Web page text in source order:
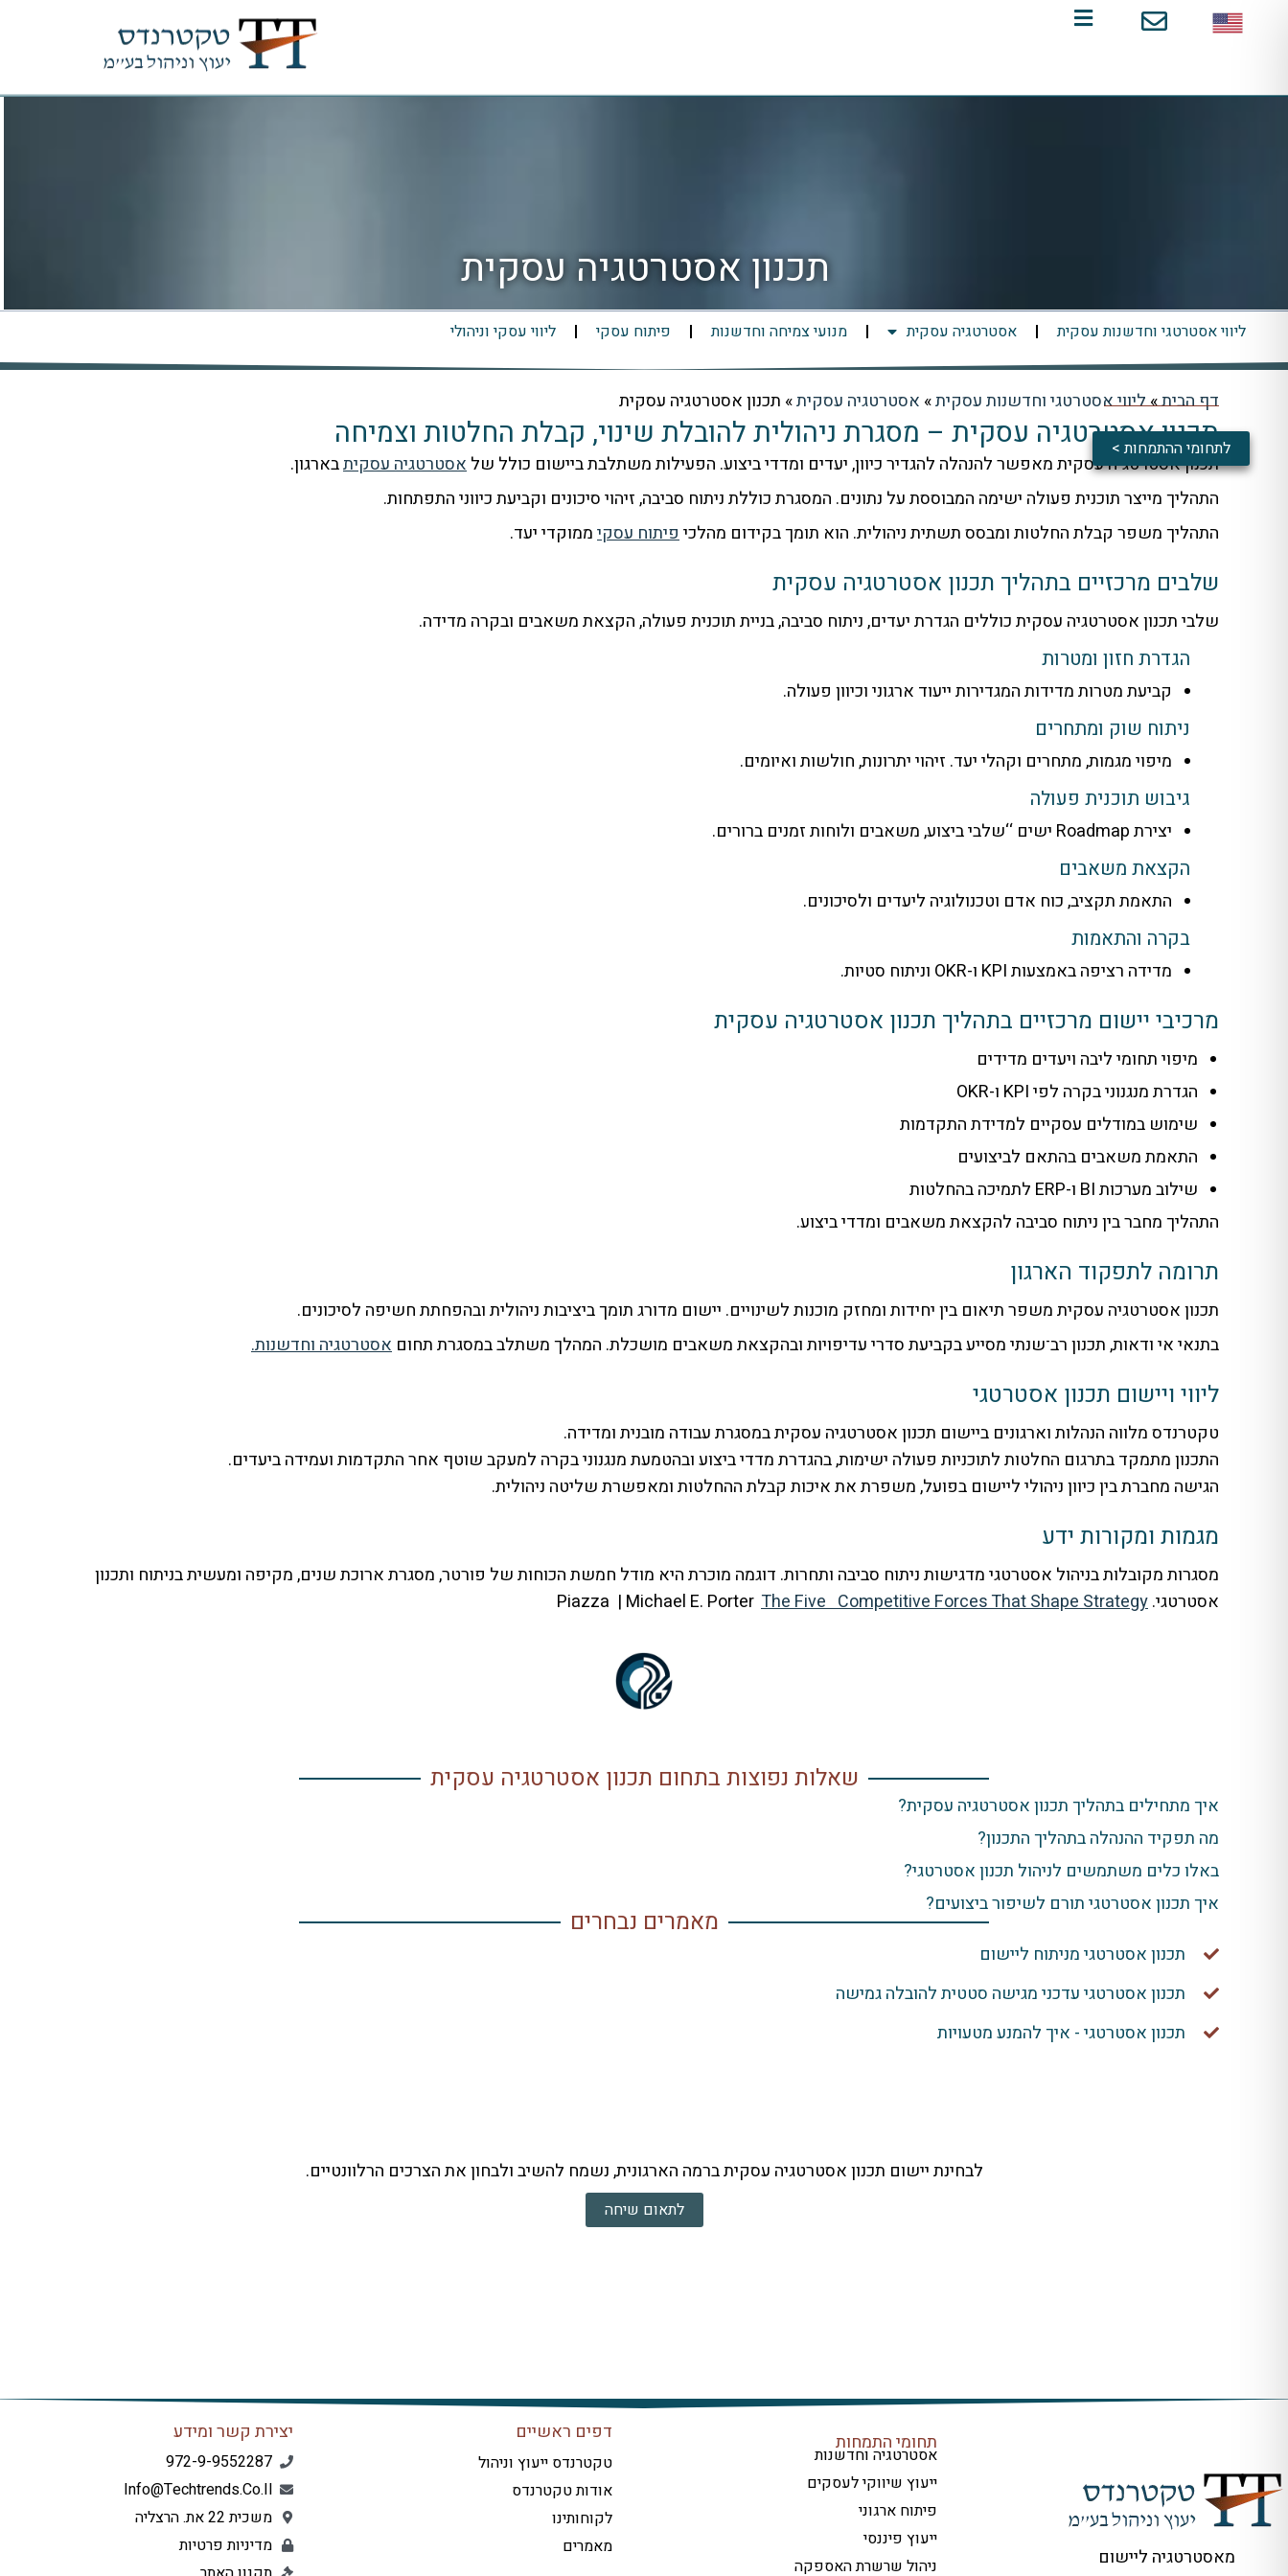
תכנון אסטרטגיה עסקית
ליווי אסטרטגי וחדשנות עסקית אסטרטגיה עסקית מנועי צמיחה וחדשנות פיתוח עסקי ליווי עסקי וניהולי
דף הבית»ליווי אסטרטגי וחדשנות עסקית» אסטרטגיה עסקית» תכנון אסטרטגיה עסקית
תכנון אסטרטגיה עסקית – מסגרת ניהולית להובלת שינוי, קבלת החלטות וצמיחה
תכנון אסטרטגיה עסקית מאפשר להנהלה להגדיר כיוון, יעדים ומדדי ביצוע. הפעילות משתלבת ביישום כולל שלאסטרטגיה עסקיתבארגון.
התהליך מייצר תוכנית פעולה ישימה המבוססת על נתונים. המסגרת כוללת ניתוח סביבה, זיהוי סיכונים וקביעת כיווני התפתחות.
התהליך משפר קבלת החלטות ומבסס תשתית ניהולית. הוא תומך בקידום מהלכיפיתוח עסקיממוקדי יעד.
שלבים מרכזיים בתהליך תכנון אסטרטגיה עסקית
שלבי תכנון אסטרטגיה עסקית כוללים הגדרת יעדים, ניתוח סביבה, בניית תוכנית פעולה, הקצאת משאבים ובקרה מדידה.
הגדרת חזון ומטרות
קביעת מטרות מדידות המגדירות ייעוד ארגוני וכיוון פעולה.
ניתוח שוק ומתחרים
מיפוי מגמות, מתחרים וקהלי יעד. זיהוי יתרונות, חולשות ואיומים.
גיבוש תוכנית פעולה
יצירת Roadmap ישים ‘‘שלבי ביצוע, משאבים ולוחות זמנים ברורים.
הקצאת משאבים
התאמת תקציב, כוח אדם וטכנולוגיה ליעדים ולסיכונים.
בקרה והתאמות
מדידה רציפה באמצעות KPI ו-OKR וניתוח סטיות.
מרכיבי יישום מרכזיים בתהליך תכנון אסטרטגיה עסקית
מיפוי תחומי ליבה ויעדים מדידים
הגדרת מנגנוני בקרה לפי KPI ו-OKR
שימוש במודלים עסקיים למדידת התקדמות
התאמת משאבים בהתאם לביצועים
שילוב מערכות BI ו-ERP לתמיכה בהחלטות
התהליך מחבר בין ניתוח סביבה להקצאת משאבים ומדדי ביצוע.
תרומה לתפקוד הארגון
תכנון אסטרטגיה עסקית משפר תיאום בין יחידות ומחזק מוכנות לשינויים. יישום מדורג תומך ביציבות ניהולית ובהפחתת חשיפה לסיכונים.
בתנאי אי ודאות, תכנון רב־שנתי מסייע בקביעת סדרי עדיפויות ובהקצאת משאבים מושכלת. המהלך משתלב במסגרת תחום אסטרטגיה וחדשנות.
ליווי ויישום תכנון אסטרטגי
טקטרנדס מלווה הנהלות וארגונים ביישום תכנון אסטרטגיה עסקית במסגרת עבודה מובנית ומדידה.
התכנון מתמקד בתרגום החלטות לתוכניות פעולה ישימות, בהגדרת מדדי ביצוע ובהטמעת מנגנוני בקרה למעקב שוטף אחר התקדמות ועמידה ביעדים.
הגישה מחברת בין כיוון ניהולי ליישום בפועל, משפרת את איכות קבלת ההחלטות ומאפשרת שליטה ניהולית.
מגמות ומקורות ידע
מסגרות מקובלות בניהול אסטרטגי מדגישות ניתוח סביבה ותחרות. דוגמה מוכרת היא מודל חמשת הכוחות של פורטר,מסגרת ארוכת שנים, מקיפה ומעשית בניתוח ותכנון
אסטרטגי.The Five Competitive Forces That Shape Strategy
לתחומי ההתמחות >
שאלות נפוצות בתחום תכנון אסטרטגיה עסקית
איך מתחילים בתהליך תכנון אסטרטגיה עסקית?
מה תפקיד ההנהלה בתהליך התכנון?
באלו כלים משתמשים לניהול תכנון אסטרטגי?
איך תכנון אסטרטגי תורם לשיפור ביצועים?
מאמרים נבחרים
תכנון אסטרטגי מניתוח ליישום
תכנון אסטרטגי עדכני מגישה סטטית להובלה גמישה
תכנון אסטרטגי - איך להמנע מטעויות
לבחינת יישום תכנון אסטרטגיה עסקית ברמה הארגונית, נשמח להשיב ולבחון את הצרכים הרלוונטיים.
לתאום שיחה
מאסטרטגיה ליישום
תחומי התמחות
אסטרטגיה וחדשנות
ייעוץ שיווקי לעסקים
פיתוח ארגוני
ייעוץ פיננסי
ניהול שרשרת האספקה
דפים ראשיים
טקטרנדס ייעוץ וניהול
אודות טקטרנדס
לקוחותינו
מאמרים
יצירת קשר ומידע
972-9-9552287
Info@techtrends.co.il
משכית 22 את. הרצליה
מדיניות פרטיות